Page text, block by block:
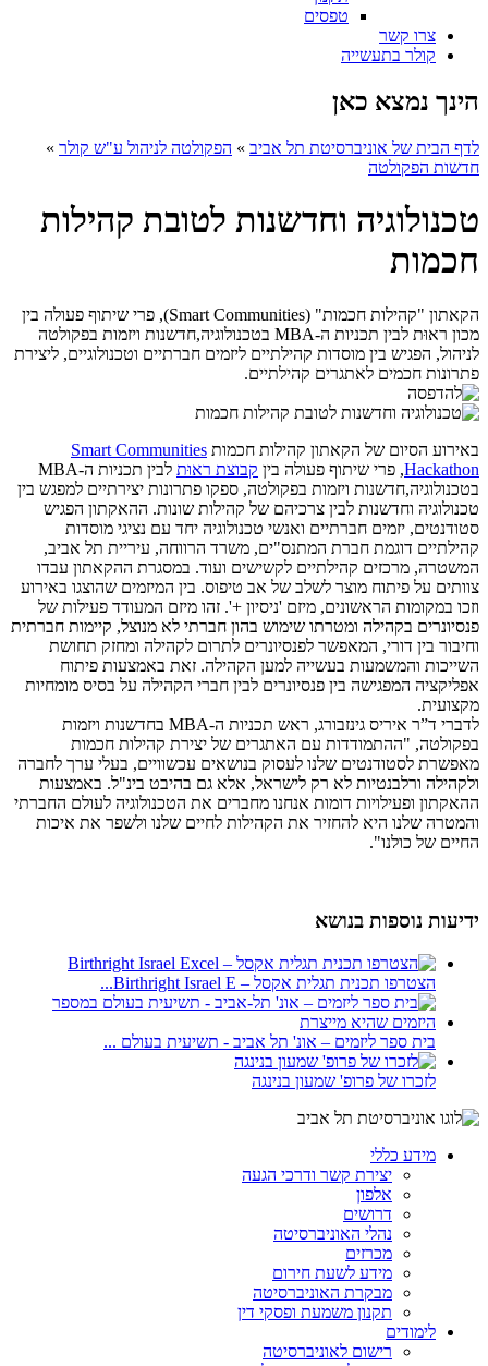
טפסים
צרו קשר
קולר בתעשייה
הינך נמצא כאן
לדף הבית של אוניברסיטת תל אביב » הפקולטה לניהול ע"ש קולר »
חדשות הפקולטה
טכנולוגיה וחדשנות לטובת קהילות
חכמות
הקאתון "קהילות חכמות" (Smart Communities), פרי שיתוף פעולה בין
מכון ראוּת לבין תכניות ה-MBA בטכנולוגיה,חדשנות ויזמות בפקולטה
לניהול, הפגיש בין מוסדות קהילתיים ליזמים חברתיים וטכנולוגיים, ליצירת
פתרונות חכמים לאתגרים קהילתיים.
באירוע הסיום של הקאתון קהילות חכמות Smart Communities
Hackathon, פרי שיתוף פעולה בין קבוצת ראוּת
לבין תכניות ה-MBA
בטכנולוגיה,חדשנות ויזמות בפקולטה, ספקו פתרונות יצירתיים למפגש בין
טכנולוגיה וחדשנות לבין צרכיהם של קהילות שונות. ההאקתון הפגיש
סטודנטים, יזמים חברתיים ואנשי טכנולוגיה יחד עם נציגי מוסדות
קהילתיים דוגמת חברת המתנס"ים, משרד הרווחה, עיריית תל אביב,
המשטרה, מרכזים קהילתיים לקשישים ועוד. במסגרת ההקאתון עבדו
צוותים על פיתוח מוצר לשלב של אב טיפוס. בין המיזמים שהוצגו באירוע
וזכו במקומות הראשונים, מיזם 'ניסיון +'. זהו מיזם המעודד פעילות של
פנסיונרים בקהילה ומטרתו שימוש בהון חברתי לא מנוצל, קיימות חברתית
וחיבור בין דורי, המאפשר לפנסיונרים לתרום לקהילה ומחזק תחושת
השייכות והמשמעות בעשייה למען הקהילה. זאת באמצעות פיתוח
אפליקציה המפגישה בין פנסיונרים לבין חברי הקהילה על בסיס מומחיות
מקצועית.
לדברי ד”ר איריס גינזבורג, ראש תכניות ה-MBA בחדשנות ויזמות
בפקולטה, "ההתמודדות עם האתגרים של יצירת קהילות חכמות
מאפשרת לסטודנטים שלנו לעסוק בנושאים עכשוויים, בעלי ערך לחברה
ולקהילה ורלבנטיות לא רק לישראל, אלא גם בהיבט בינ"ל. באמצעות
ההאקתון ופעילויות דומות אנחנו מחברים את הטכנולוגיה לעולם החברתי
והמטרה שלנו היא להחזיר את הקהילות לחיים שלנו ולשפר את איכות
החיים של כולנו".
ידיעות נוספות בנושא
הצטרפו תכנית תגלית אקסל – Birthright Israel E...
בית ספר ליזמים – אונ' תל אביב - תשיעית בעולם ...
לזכרו של פרופ' שמעון בנינגה
מידע כללי
יצירת קשר ודרכי הגעה
אלפון
דרושים
נהלי האוניברסיטה
מכרזים
מידע לשעת חירום
מבקרת האוניברסיטה
תקנון משמעת ופסקי דין
לימודים
רישום לאוניברסיטה